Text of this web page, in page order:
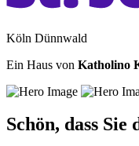
Köln Dünnwald
Ein Haus von Katholino
Schön, dass Sie